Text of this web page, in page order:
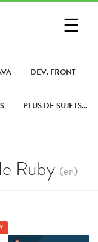
☰
DEV. FRONT
PLUS DE SUJETS...
Ruby (en)